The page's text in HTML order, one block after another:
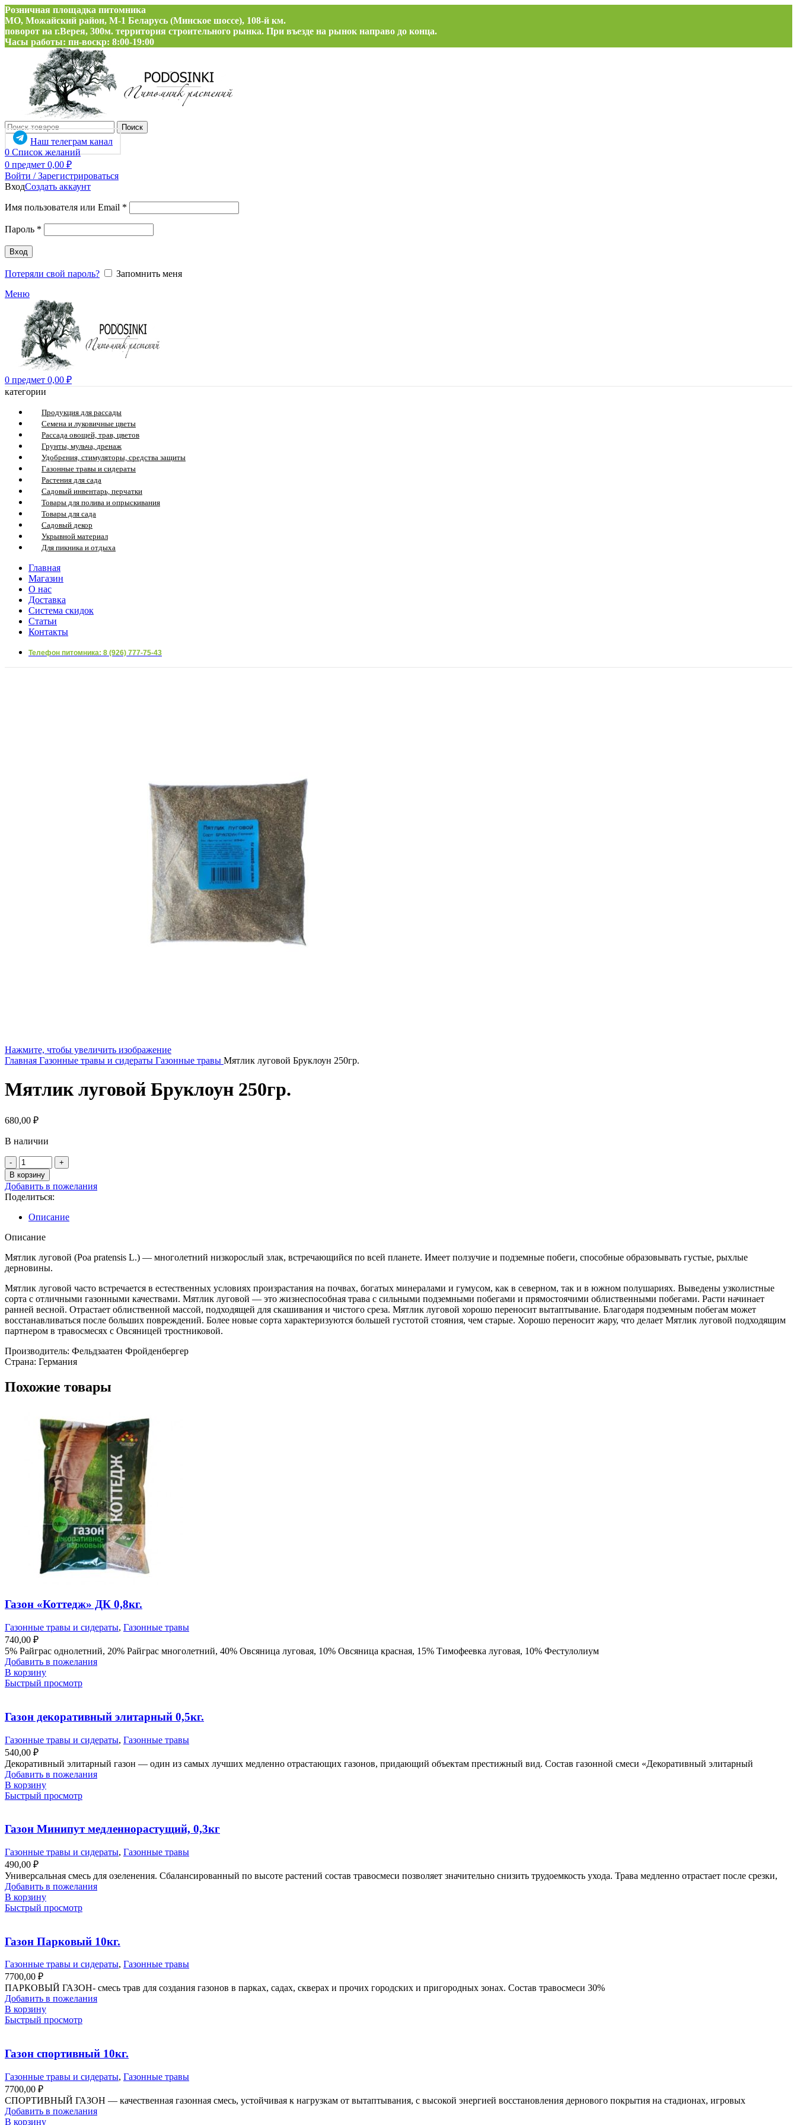
Розничная площадка питомника
МО, Можайский район, М-1 Беларусь (Минское шоссе), 108-й км.
поворот на г.Верея, 300м. территория строительного рынка. При въезде на рынок направо до конца.
Часы работы: пн-воскр: 8:00-19:00
Поиск
Наш телеграм канал
0 Список желаний
0 предмет 0,00 ₽
Войти / Зарегистрироваться
ВходСоздать аккаунт
Имя пользователя или Email *
Пароль *
Вход
Потеряли свой пароль?
Запомнить меня
Меню
0 предмет 0,00 ₽
категории
Продукция для рассады
Семена и луковичные цветы
Рассада овощей, трав, цветов
Грунты, мульча, дренаж
Удобрения, стимуляторы, средства защиты
Газонные травы и сидераты
Растения для сада
Садовый инвентарь, перчатки
Товары для полива и опрыскивания
Товары для сада
Садовый декор
Укрывной материал
Для пикника и отдыха
Главная
Магазин
О нас
Доставка
Система скидок
Статьи
Контакты
Телефон питомника: 8 (926) 777-75-43
Нажмите, чтобы увеличить изображение
Главная Газонные травы и сидераты Газонные травы Мятлик луговой Бруклоун 250гр.
Мятлик луговой Бруклоун 250гр.
680,00 ₽
В наличии
Количество
товара
Мятлик
луговой
Бруклоун
250гр.
В корзину
Добавить в пожелания
Поделиться:
Описание
Описание
Мятлик луговой (Poa pratensis L.) — многолетний низкорослый злак, встречающийся по всей планете. Имеет ползучие и подземные побеги, способные образовывать густые, рыхлые
дерновины.
Мятлик луговой часто встречается в естественных условиях произрастания на почвах, богатых минералами и гумусом, как в северном, так и в южном полушариях. Выведены узколистные
сорта с отличными газонными качествами. Мятлик луговой — это жизнеспособная трава с сильными подземными побегами и прямостоячими облиственными побегами. Расти начинает
ранней весной. Отрастает облиственной массой, подходящей для скашивания и чистого среза. Мятлик луговой хорошо переносит вытаптывание. Благодаря подземным побегам может
восстанавливаться после больших повреждений. Более новые сорта характеризуются большей густотой стояния, чем старые. Хорошо переносит жару, что делает Мятлик луговой подходящим
партнером в травосмесях с Овсяницей тростниковой.
Производитель: Фельдзаатен Фройденбергер
Страна: Германия
Похожие товары
Газон «Коттедж» ДК 0,8кг.
Газонные травы и сидераты, Газонные травы
740,00 ₽
5% Райграс однолетний, 20% Райграс многолетний, 40% Овсяница луговая, 10% Овсяница красная, 15% Тимофеевка луговая, 10% Фестулолиум
Добавить в пожелания
В корзину
Быстрый просмотр
Газон декоративный элитарный 0,5кг.
Газонные травы и сидераты, Газонные травы
540,00 ₽
Декоративный элитарный газон — один из самых лучших медленно отрастающих газонов, придающий объектам престижный вид. Состав газонной смеси «Декоративный элитарный
Добавить в пожелания
В корзину
Быстрый просмотр
Газон Минипут медленнорастущий, 0,3кг
Газонные травы и сидераты, Газонные травы
490,00 ₽
Универсальная смесь для озеленения. Сбалансированный по высоте растений состав травосмеси позволяет значительно снизить трудоемкость ухода. Трава медленно отрастает после срезки,
Добавить в пожелания
В корзину
Быстрый просмотр
Газон Парковый 10кг.
Газонные травы и сидераты, Газонные травы
7700,00 ₽
ПАРКОВЫЙ ГАЗОН- смесь трав для создания газонов в парках, садах, скверах и прочих городских и пригородных зонах. Состав травосмеси 30%
Добавить в пожелания
В корзину
Быстрый просмотр
Газон спортивный 10кг.
Газонные травы и сидераты, Газонные травы
7700,00 ₽
СПОРТИВНЫЙ ГАЗОН — качественная газонная смесь, устойчивая к нагрузкам от вытаптывания, с высокой энергией восстановления дернового покрытия на стадионах, игровых
Добавить в пожелания
В корзину